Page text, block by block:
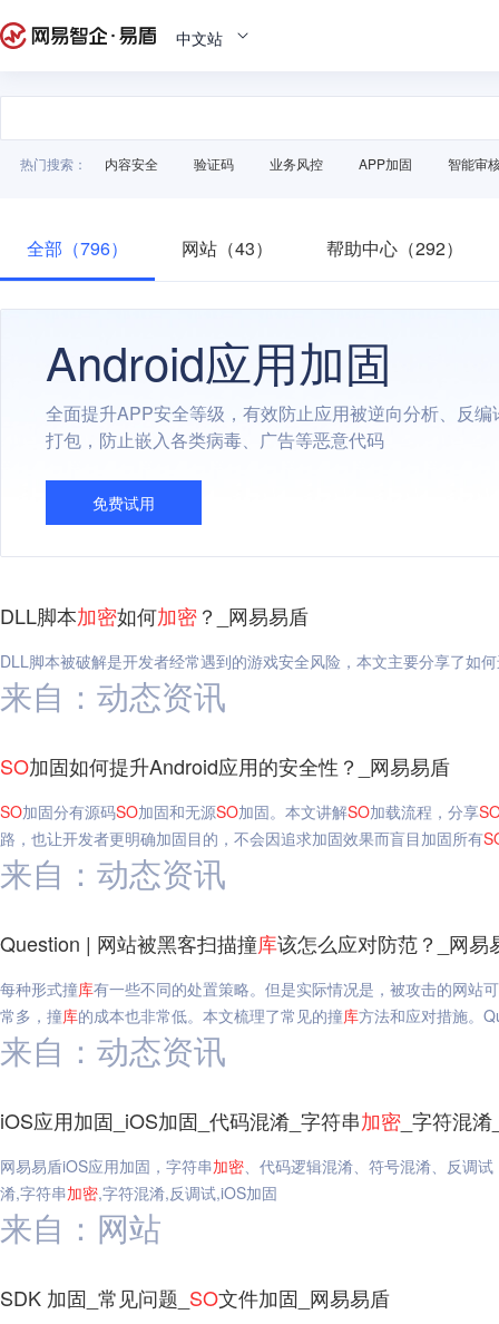
中文站
热门搜索： 内容安全 验证码 业务风控 APP加固 智能审
全部（796） 网站（43） 帮助中心（292）
Android应用加固
全面提升APP安全等级，有效防止应用被逆向分析、反编
打包，防止嵌入各类病毒、广告等恶意代码
免费试用
DLL脚本加密如何加密？_网易易盾
DLL脚本被破解是开发者经常遇到的游戏安全风险，本文主要分享了如
来自：动态资讯
SO加固如何提升Android应用的安全性？_网易易盾
SO加固分有源码SO加固和无源SO加固。本文讲解SO加载流程，分享
路，也让开发者更明确加固目的，不会因追求加固效果而盲目加固所有
来自：动态资讯
Question | 网站被黑客扫描撞库该怎么应对防范？_网易
每种形式撞库有一些不同的处置策略。但是实际情况是，被攻击的网站
常多，撞库的成本也非常低。本文梳理了常见的撞库方法和应对措施。
来自：动态资讯
iOS应用加固_iOS加固_代码混淆_字符串加密 _字符混
网易易盾iOS应用加固，字符串加密、代码逻辑混淆、符号混淆、反调
淆,字符串加密,字符混淆,反调试,iOS加固
来自：网站
SDK 加固_常见问题_ SO文件加固_网易易盾